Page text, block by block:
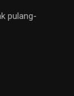
pulang-